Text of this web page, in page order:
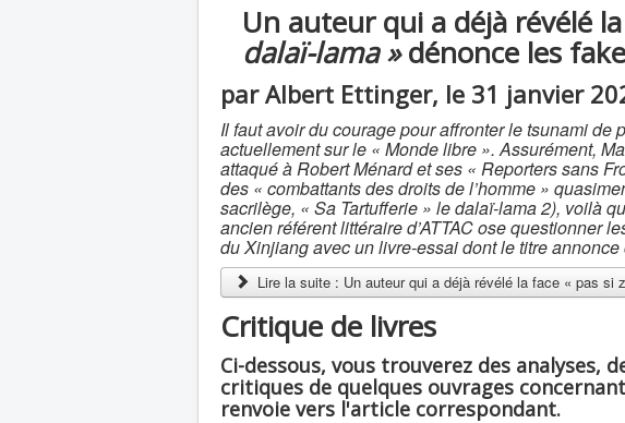
Un auteur qui a déjà révélé
dalaï-lama »dénonce les
par Albert Ettinger, le 31 janvier
Il faut avoir du courage pour affronter le tsunami
actuellement sur le « Monde libre ». Assurément,
attaqué à Robert Ménard et ses « Reporters sans
des « combattants des droits de l’homme »
sacrilège, « Sa Tartufferie » le dalaï-lama 2), voilà
ancien référent littéraire d’ATTAC ose questionner
du Xinjiang avec un livre-essai dont le titre
Lire la suite : Un auteur qui a déjà révélé la face « pas
Critique de livres
Ci-dessous, vous trouverez des analyses,
critiques de quelques ouvrages
renvoie vers l'article correspondant.